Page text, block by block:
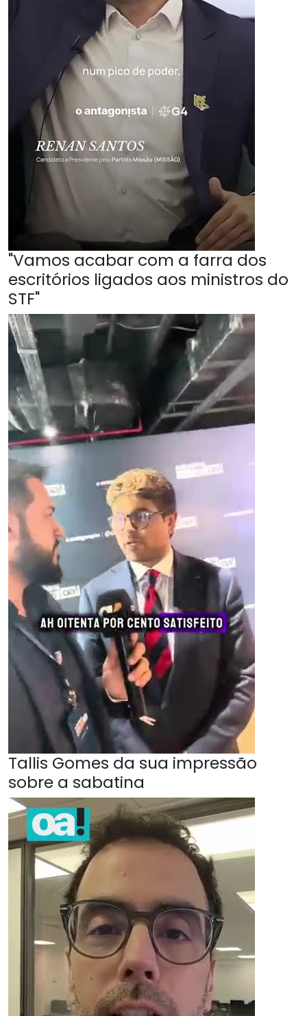
"Vamos acabar com a farra dos
escritórios ligados aos ministros do
STF"
Tallis Gomes da sua impressão
sobre a sabatina